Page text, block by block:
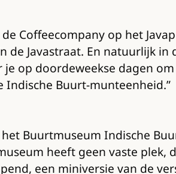
Coffeecompany op het
de Javastraat. En natuurlijk
op doordeweekse dagen
Indische Buurt-munteenheid.”
het Buurtmuseum Indische
heeft geen vaste
een miniversie van de